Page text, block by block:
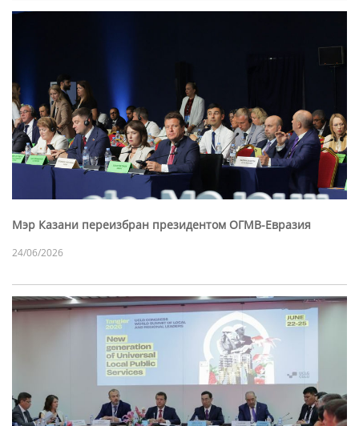
Мэр Казани переизбран президентом ОГМВ-Евразия
24/06/2026